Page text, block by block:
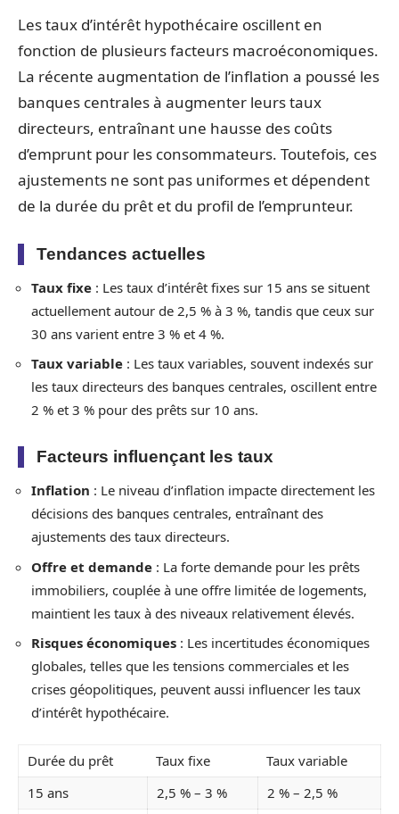
Les taux d’intérêt hypothécaire oscillent en
fonction de plusieurs facteurs macroéconomiques.
La récente augmentation de l’inflation a poussé les
banques centrales à augmenter leurs taux
directeurs, entraînant une hausse des coûts
d’emprunt pour les consommateurs. Toutefois, ces
ajustements ne sont pas uniformes et dépendent
de la durée du prêt et du profil de l’emprunteur.
Tendances actuelles
Taux fixe : Les taux d’intérêt fixes sur 15 ans se situent
actuellement autour de 2,5 % à 3 %, tandis que ceux sur
30 ans varient entre 3 % et 4 %.
Taux variable : Les taux variables, souvent indexés sur
les taux directeurs des banques centrales, oscillent entre
2 % et 3 % pour des prêts sur 10 ans.
Facteurs influençant les taux
Inflation : Le niveau d’inflation impacte directement les
décisions des banques centrales, entraînant des
ajustements des taux directeurs.
Offre et demande : La forte demande pour les prêts
immobiliers, couplée à une offre limitée de logements,
maintient les taux à des niveaux relativement élevés.
Risques économiques : Les incertitudes économiques
globales, telles que les tensions commerciales et les
crises géopolitiques, peuvent aussi influencer les taux
d’intérêt hypothécaire.
Durée du prêt Taux fixe
Taux variable
15 ans
2,5 % – 3 %
2 % – 2,5 %